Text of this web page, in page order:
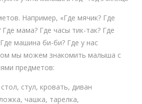
Например, «Где мячик? Где
Где мама? Где часы тик-так? Где
машина би-би? Где у нас
мы можем знакомить малыша с
предметов:
стул, кровать, диван
чашка, тарелка,